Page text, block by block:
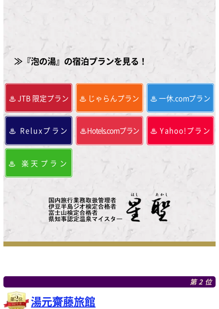
≫『泡の湯』の宿泊プランを見る！
JTB 限定プラン じゃらんプラン 一休.comプラン
Reluxプラン Hotels.comプラン Yahoo!プラン
楽天プラン
第2位
湯元齋藤旅館